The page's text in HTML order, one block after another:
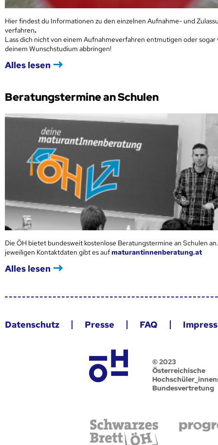
Hier findest du Informationen zu den einzelnen Aufnahme- und
verfahren.
Lass dich nicht von einem Aufnahmeverfahren entmutigen oder sogar
deinem Wunschstudium abbringen!
Alles lesen
Beratungstermine an Schulen
Die ÖH bietet bundesweit kostenlose Beratungstermine an Schulen
jeweiligen Kontaktdaten gibt es aufmaturantinnenberatung.at
Alles lesen
Datenschutz Presse FAQ
© 2023
Österreichische
Bundesvertretung